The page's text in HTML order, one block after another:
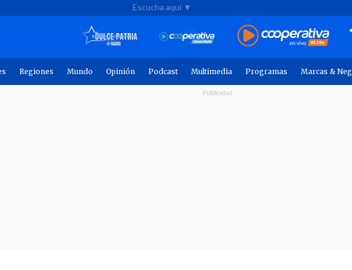
Escucha aquí ▼
Regiones Mundo Opinión Podcast Multimedia Programas Marcas &